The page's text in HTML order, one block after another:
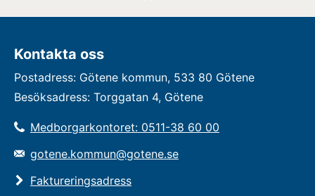
Kontakta oss
Postadress: Götene kommun, 533 80 Götene
Besöksadress: Torggatan 4, Götene
Medborgarkontoret: 0511-38 60 00
gotene.kommun@gotene.se
Faktureringsadress